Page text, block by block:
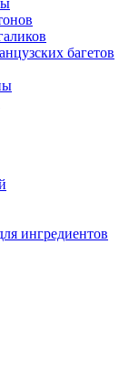
багетов
ингредиентов